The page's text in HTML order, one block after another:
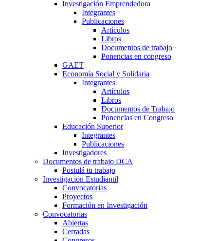
Investigación Emprendedora
Integrantes
Publicaciones
Artículos
Libros
Documentos de trabajo
Ponencias en congreso
GAET
Economía Social y Solidaria
Integrantes
Artículos
Libros
Documentos de Trabajo
Ponencias en Congreso
Educación Superior
Integrantes
Publicaciones
Investigadores
Documentos de trabajo DCA
Postulá tu trabajo
Investigación Estudiantil
Convocatorias
Proyectos
Formación en Investigación
Convocatorias
Abiertas
Cerradas